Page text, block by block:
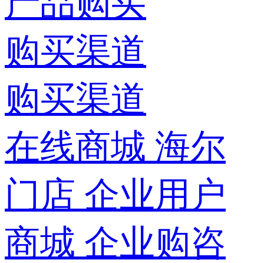
购买渠道
购买渠道
在线商城 海尔
门店 企业用户
商城 企业购咨